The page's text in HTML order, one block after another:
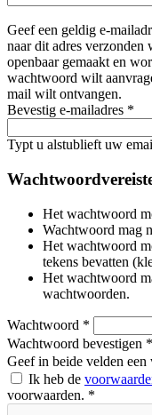
Geef een geldig e-
naar dit adres
openbaar gemaakt en
wachtwoord wilt
mail wilt ontvangen.
Bevestig e-mailadres *
Typt u alstublieft uw
Het wachtwoord
Wachtwoord mag
Het wachtwoord
tekens bevatten
Het wachtwoord
wachtwoorden.
Wachtwoord *
Wachtwoord bevestigen *
Geef in beide velden
Ik heb de
voorwaarden. *